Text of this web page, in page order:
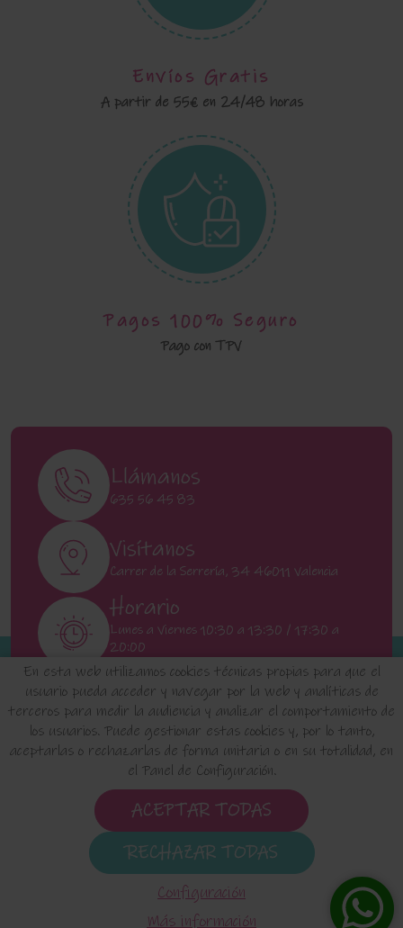
Envíos Gratis
A partir de 55€ en 24/48 horas
Pagos 100% Seguro
Pago con TPV
En esta web utilizamos cookies técnicas propias para que el
usuario pueda acceder y navegar por la web y analíticas de
terceros para medir la audiencia y analizar el comportamiento de
los usuarios. Puede gestionar estas cookies y, por lo tanto,
aceptarlas o rechazarlas de forma unitaria o en su totalidad, en
el Panel de Configuración.
ACEPTAR TODAS
RECHAZAR TODAS
Configuración
Más información
Llámanos
635 56 45 83
Visítanos
Carrer de la Serrería, 34 46011 Valencia
Horario
Lunes a Viernes 10:30 a 13:30 / 17:30 a
20:00
Sábados 11:00 a 13:00
INICIO QUIENES SOMOS FAQ'S
Política de Privacidad de Datos
Política de Cookies
Configuración de Cookies
Condiciones de uso y Devoluciones
elositodeclaudia.com© 2024 - Diseño de esta tienda
virtual hecho por -Edina.es